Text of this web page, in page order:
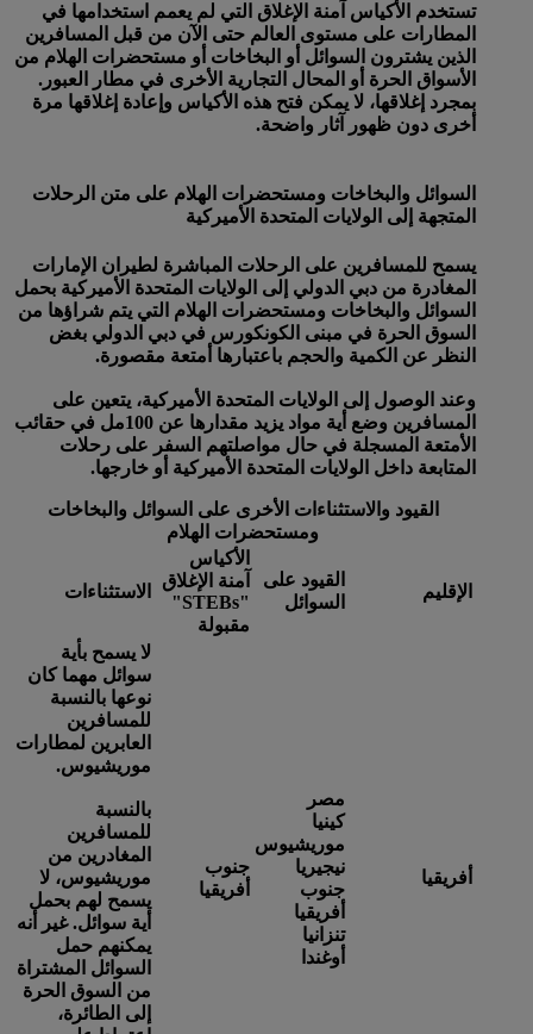
تستخدم الأكياس آمنة الإغلاق التي لم يعمم استخدامها في
المطارات على مستوى العالم حتى الآن من قبل المسافرين
الذين يشترون السوائل أو البخاخات أو مستحضرات الهلام من
الأسواق الحرة أو المحال التجارية الأخرى في مطار العبور.
بمجرد إغلاقها، لا يمكن فتح هذه الأكياس وإعادة إغلاقها مرة
أخرى دون ظهور آثار واضحة.
السوائل والبخاخات ومستحضرات الهلام على متن الرحلات
المتجهة إلى الولايات المتحدة الأميركية
يسمح للمسافرين على الرحلات المباشرة لطيران الإمارات
المغادرة من دبي الدولي إلى الولايات المتحدة الأميركية بحمل
السوائل والبخاخات ومستحضرات الهلام التي يتم شراؤها من
السوق الحرة في مبنى الكونكورس في دبي الدولي بغض
النظر عن الكمية والحجم باعتبارها أمتعة مقصورة.
وعند الوصول إلى الولايات المتحدة الأميركية، يتعين على
المسافرين وضع أية مواد يزيد مقدارها عن 100مل في حقائب
الأمتعة المسجلة في حال مواصلتهم السفر على رحلات
المتابعة داخل الولايات المتحدة الأميركية أو خارجها.
القيود والاستثناءات الأخرى على السوائل والبخاخات
ومستحضرات الهلام
الإقليم
القيود على
السوائل
الأكياس
آمنة الإغلاق
"STEBs"
مقبولة
الاستثناءات
أفريقيا
مصر
كينيا
موريشيوس
نيجيريا
جنوب
أفريقيا
تنزانيا
أوغندا
جنوب
أفريقيا
لا يسمح بأية
سوائل مهما كان
نوعها بالنسبة
للمسافرين
العابرين لمطارات
موريشيوس.
بالنسبة
للمسافرين
المغادرين من
موريشيوس، لا
يسمح لهم بحمل
أية سوائل. غير أنه
يمكنهم حمل
السوائل المشتراة
من السوق الحرة
إلى الطائرة،